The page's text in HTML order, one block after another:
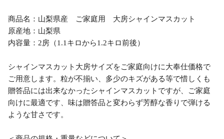
商品名：山梨県産 ご家庭用 大房シャインマスカット
原産地：山梨県
内容量：2房（1.1キロから1.2キロ前後）
シャインマスカット大房サイズをご家庭向けに大奉仕価格で
ご用意します。粒が不揃い、多少のキズがある等で惜しくも
贈答品には出来なかったシャインマスカットですが、ご家庭
向けに最適です、味は贈答品と変わらず芳醇な香りで弾ける
ような甘さです。